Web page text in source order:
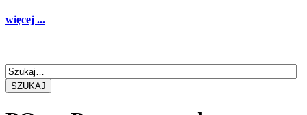
więcej ...
SZUKAJ